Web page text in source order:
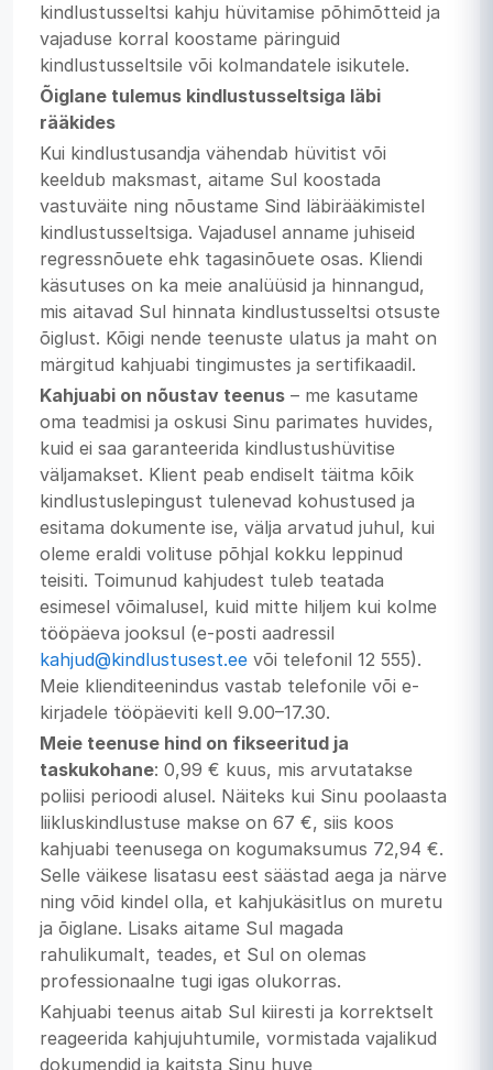
kindlustusseltsi kahju hüvitamise põhimõtteid ja
vajaduse korral koostame päringuid
kindlustusseltsile või kolmandatele isikutele.
Õiglane tulemus kindlustusseltsiga läbi
rääkides
Kui kindlustusandja vähendab hüvitist või
keeldub maksmast, aitame Sul koostada
vastuväite ning nõustame Sind läbirääkimistel
kindlustusseltsiga. Vajadusel anname juhiseid
regressnõuete ehk tagasinõuete osas. Kliendi
käsutuses on ka meie analüüsid ja hinnangud,
mis aitavad Sul hinnata kindlustusseltsi otsuste
õiglust. Kõigi nende teenuste ulatus ja maht on
märgitud kahjuabi tingimustes ja sertifikaadil.
Kahjuabi on nõustav teenus – me kasutame
oma teadmisi ja oskusi Sinu parimates huvides,
kuid ei saa garanteerida kindlustushüvitise
väljamakset. Klient peab endiselt täitma kõik
kindlustuslepingust tulenevad kohustused ja
esitama dokumente ise, välja arvatud juhul, kui
oleme eraldi volituse põhjal kokku leppinud
teisiti. Toimunud kahjudest tuleb teatada
esimesel võimalusel, kuid mitte hiljem kui kolme
tööpäeva jooksul (e‑posti aadressil
kahjud@kindlustusest.ee või telefonil 12 555).
Meie klienditeenindus vastab telefonile või e-
kirjadele tööpäeviti kell 9.00–17.30.
Meie teenuse hind on fikseeritud ja
taskukohane: 0,99 € kuus, mis arvutatakse
poliisi perioodi alusel. Näiteks kui Sinu poolaasta
liikluskindlustuse makse on 67 €, siis koos
kahjuabi teenusega on kogumaksumus 72,94 €.
Selle väikese lisatasu eest säästad aega ja närve
ning võid kindel olla, et kahjukäsitlus on muretu
ja õiglane. Lisaks aitame Sul magada
rahulikumalt, teades, et Sul on olemas
professionaalne tugi igas olukorras.
Kahjuabi teenus aitab Sul kiiresti ja korrektselt
reageerida kahjujuhtumile, vormistada vajalikud
dokumendid ja kaitsta Sinu huve